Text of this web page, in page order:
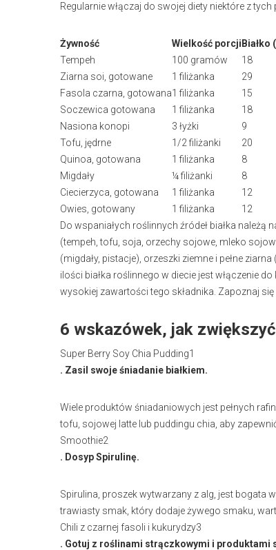
Regularnie włączaj do swojej diety niektóre z
Żywność Wielkość porcji Białko
Tempeh
100 gramów 18
Ziarna soi, gotowane
1 filiżanka 29
Fasola czarna, gotowana1 filiżanka 15
Soczewica gotowana
1 filiżanka 18
Nasiona konopi
3 łyżki 9
Tofu, jędrne
1/2 filiżanki 20
Quinoa, gotowana
1 filiżanka 8
Migdały
¼ filiżanki 8
Ciecierzyca, gotowana
1 filiżanka 12
Owies, gotowany
1 filiżanka 12
Do wspaniałych roślinnych źródeł białka
(tempeh, tofu, soja, orzechy sojowe, mleko
(migdały, pistacje), orzeszki ziemne i pełne
ilości białka roślinnego w diecie jest włączenie
wysokiej zawartości tego składnika. Zapoznaj
6 wskazówek, jak
Super Berry Soy Chia Pudding1
. Zasil swoje śniadanie białkiem.
Wiele produktów śniadaniowych jest pełnych
tofu, sojowej latte lub puddingu chia, aby
Smoothie2
. Dosyp Spirulinę.
Spirulina, proszek wytwarzany z alg, jest bogata
trawiasty smak, który dodaje żywego smaku,
Chili z czarnej fasoli i kukurydzy3
. Gotuj z roślinami strączkowymi i produktami